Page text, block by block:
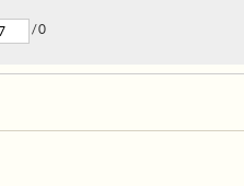
/ 0